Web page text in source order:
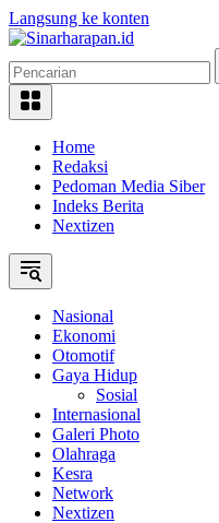
Langsung ke konten
Home
Redaksi
Pedoman Media Siber
Indeks Berita
Nextizen
Nasional
Ekonomi
Otomotif
Gaya Hidup
Sosial
Internasional
Galeri Photo
Olahraga
Kesra
Network
Nextizen